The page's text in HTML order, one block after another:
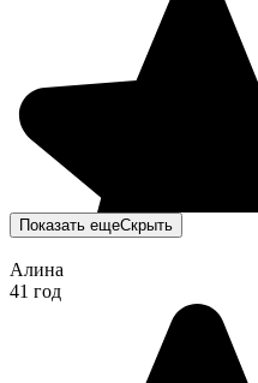
Показать ещеСкрыть
Алина
41 год